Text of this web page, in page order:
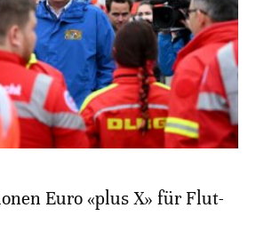
Euro «plus X» für Flut-